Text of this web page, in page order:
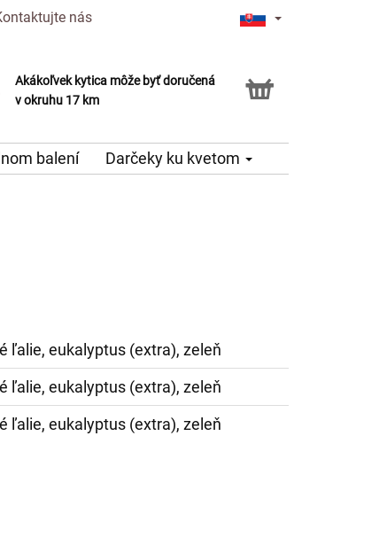
nás
Akákoľvek kytica môže byť doručená
v okruhu 17 km
Služba Click & Collect
balení Darčeky ku kvetom
ľalie, eukalyptus (extra), zeleň
ľalie, eukalyptus (extra), zeleň
ľalie, eukalyptus (extra), zeleň